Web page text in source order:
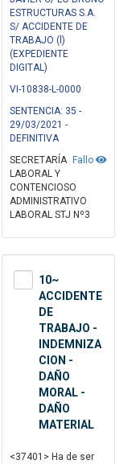
ESTRUCTURAS S.A.
S/ ACCIDENTE DE
TRABAJO (l)
(EXPEDIENTE
DIGITAL)
VI-10838-L-0000
SENTENCIA: 35 -
29/03/2021 -
DEFINITIVA
Fallo
SECRETARÍA
LABORAL Y
CONTENCIOSO
ADMINISTRATIVO
LABORAL STJ Nº3
10~
ACCIDENTE
DE
TRABAJO -
INDEMNIZA
CION -
DAÑO
MORAL -
DAÑO
MATERIAL
<37401> Ha de ser